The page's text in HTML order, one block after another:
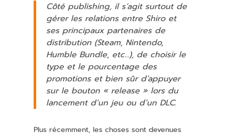
Côté publishing, il s’agit surtout de
gérer les relations entre Shiro et
ses principaux partenaires de
distribution (Steam, Nintendo,
Humble Bundle, etc…), de choisir le
type et le pourcentage des
promotions et bien sûr d’appuyer
sur le bouton « release » lors du
lancement d’un jeu ou d’un DLC.
Plus récemment, les choses sont devenues